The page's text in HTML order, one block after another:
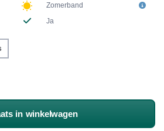
Zomerband
Ja
in winkelwagen